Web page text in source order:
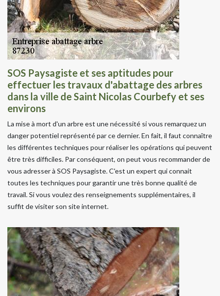
SOS Paysagiste et ses aptitudes pour
effectuer les travaux d'abattage des arbres
dans la ville de Saint Nicolas Courbefy et ses
environs
La mise à mort d'un arbre est une nécessité si vous remarquez un
danger potentiel représenté par ce dernier. En fait, il faut connaître
les différentes techniques pour réaliser les opérations qui peuvent
être très difficiles. Par conséquent, on peut vous recommander de
vous adresser à SOS Paysagiste. C'est un expert qui connait
toutes les techniques pour garantir une très bonne qualité de
travail. Si vous voulez des renseignements supplémentaires, il
suffit de visiter son site internet.